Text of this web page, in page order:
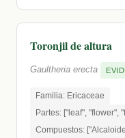
Toronjil de altura
Gaultheria erecta
Familia: Ericaceae
Partes: ["leaf", "flower",
Compuestos: